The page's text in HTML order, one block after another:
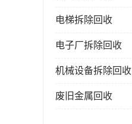
电梯拆除回收
电子厂拆除回收
机械设备拆除回收
废旧金属回收